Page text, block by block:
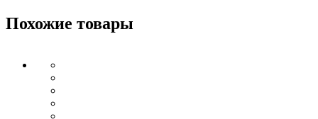
Похожие товары